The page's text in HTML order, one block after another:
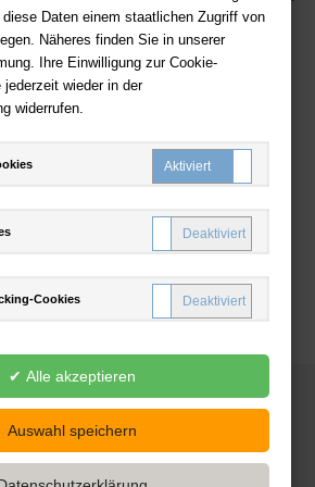
Daten einem staatlichen Zugriff von
Näheres finden Sie in unserer
Ihre Einwilligung zur Cookie-
jederzeit wieder in der
widerrufen.
Cookies
ist ein Angebot der